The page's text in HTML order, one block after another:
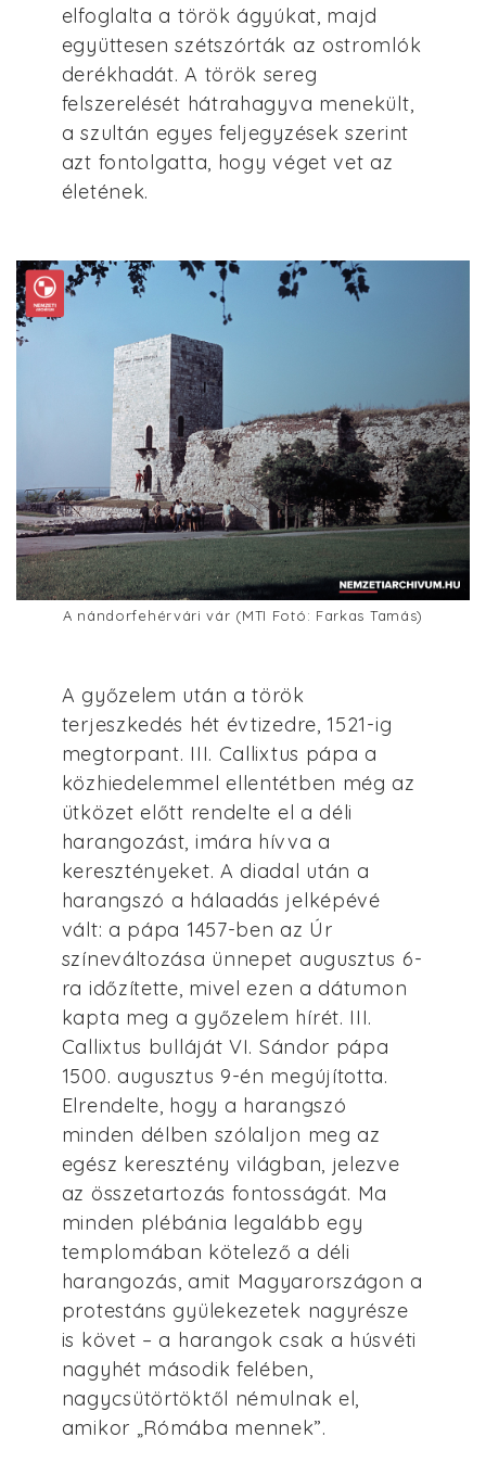
elfoglalta a török ágyúkat, majd
együttesen szétszórták az ostromlók
derékhadát. A török sereg
felszerelését hátrahagyva menekült,
a szultán egyes feljegyzések szerint
azt fontolgatta, hogy véget vet az
életének.
A nándorfehérvári vár (MTI Fotó: Farkas Tamás)
A győzelem után a török
terjeszkedés hét évtizedre, 1521-ig
megtorpant. III. Callixtus pápa a
közhiedelemmel ellentétben még az
ütközet előtt rendelte el a déli
harangozást, imára hívva a
keresztényeket. A diadal után a
harangszó a hálaadás jelképévé
vált: a pápa 1457-ben az Úr
színeváltozása ünnepet augusztus 6-
ra időzítette, mivel ezen a dátumon
kapta meg a győzelem hírét. III.
Callixtus bulláját VI. Sándor pápa
1500. augusztus 9-én megújította.
Elrendelte, hogy a harangszó
minden délben szólaljon meg az
egész keresztény világban, jelezve
az összetartozás fontosságát. Ma
minden plébánia legalább egy
templomában kötelező a déli
harangozás, amit Magyarországon a
protestáns gyülekezetek nagyrésze
is követ – a harangok csak a húsvéti
nagyhét második felében,
nagycsütörtöktől némulnak el,
amikor „Rómába mennek”.